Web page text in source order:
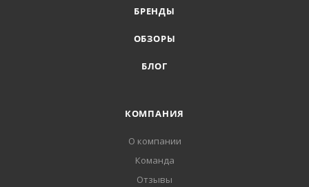
БРЕНДЫ
ОБЗОРЫ
БЛОГ
КОМПАНИЯ
О компании
Команда
Отзывы